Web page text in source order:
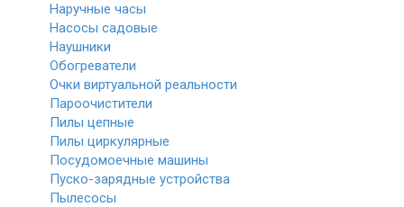
Наручные часы
Насосы садовые
Наушники
Обогреватели
Очки виртуальной реальности
Пароочистители
Пилы цепные
Пилы циркулярные
Посудомоечные машины
Пуско-зарядные устройства
Пылесосы